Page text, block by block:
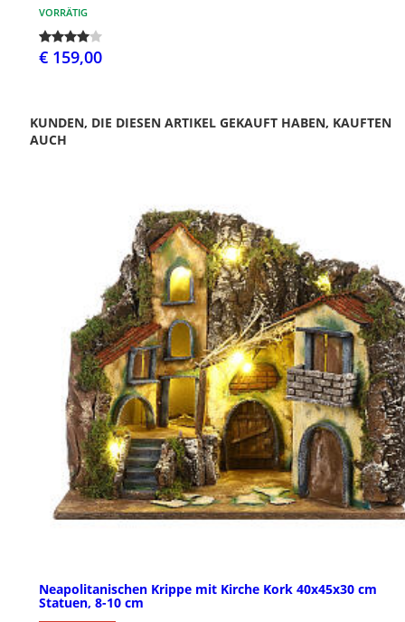
VORRÄTIG
€ 159,00
KUNDEN, DIE DIESEN ARTIKEL GEKAUFT HABEN, KAUFTEN
AUCH
Neapolitanischen Krippe mit Kirche Kork 40x45x30 cm
Statuen, 8-10 cm